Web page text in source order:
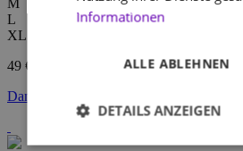
L
XL
49 €
Damen-Schlafoverall – dark emerald
Informationen
ALLE ABLEHNEN
DETAILS ANZEIGEN